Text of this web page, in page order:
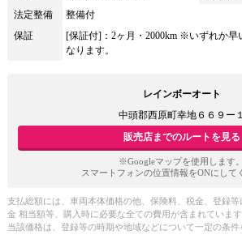
法定整備
整備付
保証
[保証付]：2ヶ月・2000km ※いずれか早
なります。
レインボーオート
中頭郡西原町幸地６６９ー１
販売店までのルートを見る
※Googleマップを使用します。
スマートフォンの位置情報をONにして
支払総額には、車両本体価格の他、保険料、税金、登録
金 相当額等、購入時に必要な全ての費用が含まれています
当該価格は、登録等の時期や地域などについて一定の条件